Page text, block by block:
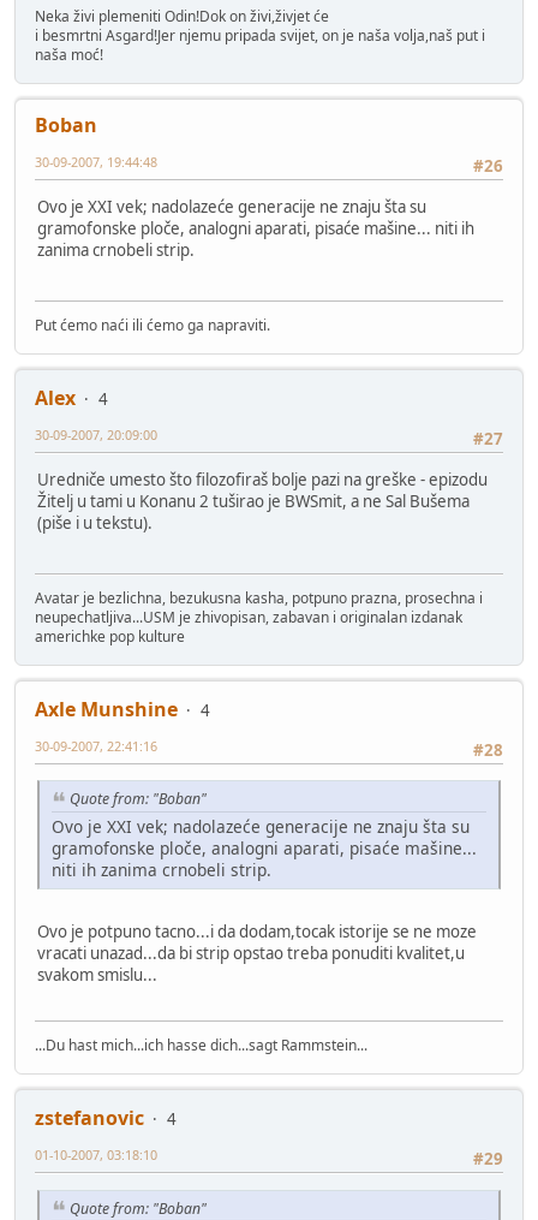
Neka živi plemeniti Odin!Dok on živi,živjet će
i besmrtni Asgard!Jer njemu pripada svijet, on je naša volja,naš put i
naša moć!
Boban
#26
30-09-2007, 19:44:48
Ovo je XXI vek; nadolazeće generacije ne znaju šta su
gramofonske ploče, analogni aparati, pisaće mašine... niti ih
zanima crnobeli strip.
Put ćemo naći ili ćemo ga napraviti.
Alex
4
#27
30-09-2007, 20:09:00
Uredniče umesto što filozofiraš bolje pazi na greške - epizodu
Žitelj u tami u Konanu 2 tuširao je BWSmit, a ne Sal Bušema
(piše i u tekstu).
Avatar je bezlichna, bezukusna kasha, potpuno prazna, prosechna i
neupechatljiva...USM je zhivopisan, zabavan i originalan izdanak
americhke pop kulture
Axle Munshine
4
#28
30-09-2007, 22:41:16
Quote from: "Boban"
Ovo je XXI vek; nadolazeće generacije ne znaju šta su
gramofonske ploče, analogni aparati, pisaće mašine...
niti ih zanima crnobeli strip.
Ovo je potpuno tacno...i da dodam,tocak istorije se ne moze
vracati unazad...da bi strip opstao treba ponuditi kvalitet,u
svakom smislu...
...Du hast mich...ich hasse dich...sagt Rammstein...
zstefanovic
4
#29
01-10-2007, 03:18:10
Quote from: "Boban"